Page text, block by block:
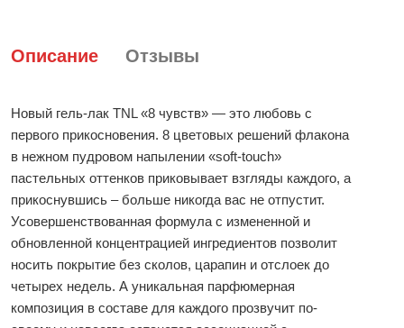
Описание Отзывы
Новый гель-лак TNL «8 чувств» — это любовь с
первого прикосновения. 8 цветовых решений флакона
в нежном пудровом напылении «soft-touch»
пастельных оттенков приковывает взгляды каждого, а
прикоснувшись – больше никогда вас не отпустит.
Усовершенствованная формула с измененной и
обновленной концентрацией ингредиентов позволит
носить покрытие без сколов, царапин и отслоек до
четырех недель. А уникальная парфюмерная
композиция в составе для каждого прозвучит по-